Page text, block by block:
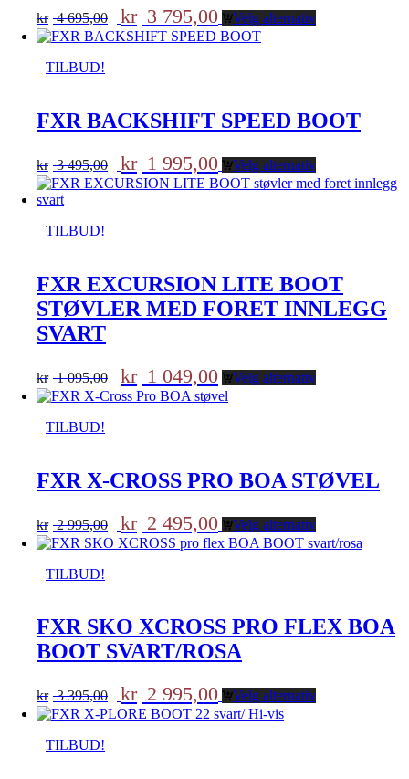
kr 4 695,00
Opprinnelig
pris
var:
kr 3 795,00 Nåværende
pris
er:
Velg alternativ
TILBUD!
FXR BACKSHIFT SPEED BOOT
kr 3 495,00
Opprinnelig
pris
var:
kr 1 995,00 Nåværende
pris
er:
Velg alternativ
TILBUD!
FXR EXCURSION LITE BOOT
STØVLER MED FORET INNLEGG
SVART
kr 1 095,00
Opprinnelig
pris
var:
kr 1 049,00 Nåværende
pris
er:
Velg alternativ
TILBUD!
FXR X-CROSS PRO BOA STØVEL
kr 2 995,00
Opprinnelig
pris
var:
kr 2 495,00 Nåværende
pris
er:
Velg alternativ
TILBUD!
FXR SKO XCROSS PRO FLEX BOA
BOOT SVART/ROSA
kr 3 395,00
Opprinnelig
pris
var:
kr 2 995,00 Nåværende
pris
er:
Velg alternativ
TILBUD!